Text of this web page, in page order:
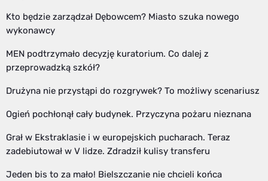
Kto będzie zarządzał Dębowcem? Miasto szuka nowego
wykonawcy
MEN podtrzymało decyzję kuratorium. Co dalej z
przeprowadzką szkół?
Drużyna nie przystąpi do rozgrywek? To możliwy scenariusz
Ogień pochłonął cały budynek. Przyczyna pożaru nieznana
Grał w Ekstraklasie i w europejskich pucharach. Teraz
zadebiutował w V lidze. Zdradził kulisy transferu
Jeden bis to za mało! Bielszczanie nie chcieli końca